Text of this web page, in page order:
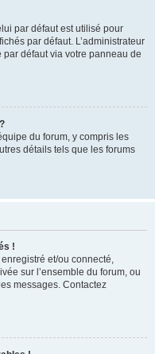
par défaut est utilisé pour
par défaut. L’administrateur
défaut via votre panneau de
du forum, y compris les
détails tels que les forums
!
enregistré et/ou connecté,
sur l’ensemble du forum, ou
messages. Contactez